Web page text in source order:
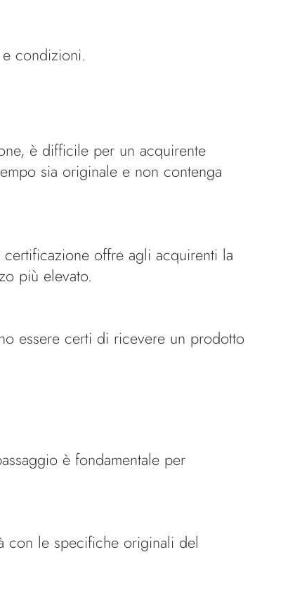
condizioni.
è difficile per un acquirente
sia originale e non contenga
offre agli acquirenti la
più elevato.
essere certi di ricevere un prodotto
è fondamentale per
con le specifiche originali del